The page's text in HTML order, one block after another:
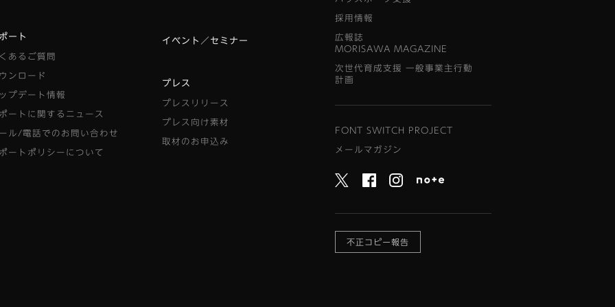
ート
あるご質問
ンロード
プデート情報
ートに関するニュース
ル/電話でのお問い合わせ
ートポリシーについて
イベント／セミナー
プレス
プレスリリース
プレス向け素材
取材のお申込み
採用情報
広報誌
MORISAWA MAGAZINE
次世代育成支援 一般事業主行動
計画
FONT SWITCH PROJECT
メールマガジン
不正コピー報告